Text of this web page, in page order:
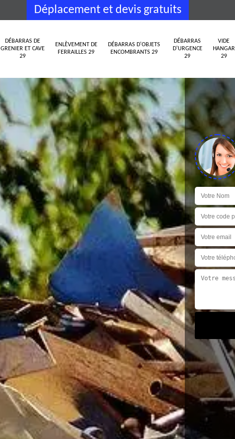
Déplacement et devis gratuits
DÉBARRAS DE
GRENIER ET CAVE
29
ENLÈVEMENT DE
FERRAILLES 29
DÉBARRAS D'OBJETS
ENCOMBRANTS 29
DÉBARRAS
D'URGENCE
29
VIDE
HANGAR
29